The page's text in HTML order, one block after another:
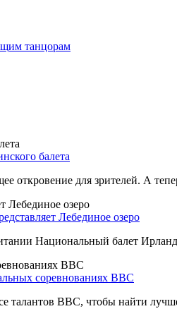
танцорам
балета
откровение для зрителей. А
Лебединое озеро
Национальный балет
соревнованиях ВВС
талантов BBC, чтобы найти